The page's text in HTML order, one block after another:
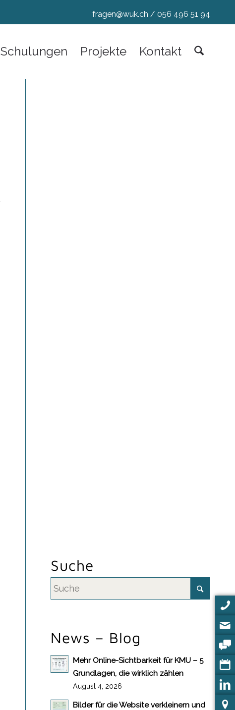
fragen@wuk.ch / 056 496 51 94
Schulungen Projekte Kontakt
Suche
News – Blog
Mehr Online-Sichtbarkeit für KMU – 5
Grundlagen, die wirklich zählen
August 4, 2026
Bilder für die Website verkleinern und